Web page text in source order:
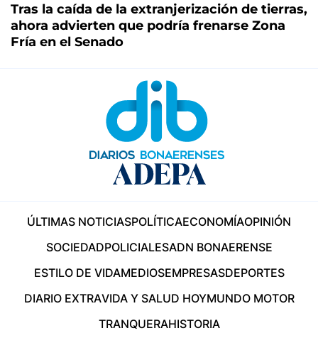
Tras la caída de la extranjerización de tierras,
ahora advierten que podría frenarse Zona
Fría en el Senado
ÚLTIMAS NOTICIASPOLÍTICAECONOMÍAOPINIÓN
SOCIEDADPOLICIALESADN BONAERENSE
ESTILO DE VIDAMEDIOSEMPRESASDEPORTES
DIARIO EXTRAVIDA Y SALUD HOYMUNDO MOTOR
TRANQUERAHISTORIA